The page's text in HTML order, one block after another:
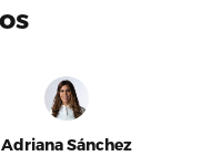
Adriana Sánchez